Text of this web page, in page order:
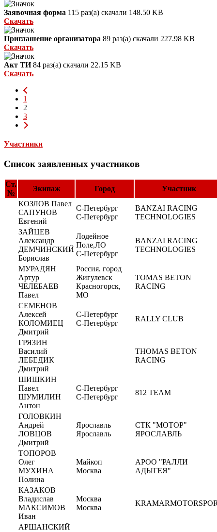
Заявочная форма 115 раз(а) скачали 148.50 KB
Скачать
Приглашение организатора 89 раз(а) скачали 227.98 KB
Скачать
Акт ТИ84 раз(а) скачали 22.15 KB
Скачать
1
2
3
Участники
Список заявленных участников
Ст.
№
Экипаж Город
Участник
КОЗЛОВ Павел
САПУНОВ
Евгений
С-Петербург
C-Петербург
BANZAI RACING
TECHNOLOGIES
ЗАЙЦЕВ
Александр
ДЕМЧИНСКИЙ
Борислав
Лодейное
Поле,ЛО
С-Петербург
BANZAI RACING
TECHNOLOGIES
МУРАДЯН
Артур
ЧЕЛЕБАЕВ
Павел
Россия, город
Жигулевск
Красногорск,
МО
TOMAS BETON
RACING
СЕМЕНОВ
Алексей
КОЛОМИЕЦ
Дмитрий
С-Петербург
С-Петербург
RALLY CLUB
ГРЯЗИН
Василий
ЛЕБЕДИК
Дмитрий
THOMAS BETON
RACING
ШИШКИН
Павел
ШУМИЛИН
Антон
С-Петербург
С-Петербург
812 TEAM
ГОЛОВКИН
Андрей
ЛОВЦОВ
Дмитрий
Ярославль
Ярославль
СТК "МОТОР"
ЯРОСЛАВЛЬ
ТОПОРОВ
Олег
МУХИНА
Полина
Майкоп
Москва
АРОО "РАЛЛИ
АДЫГЕЯ"
КАЗАКОВ
Владислав
МАКСИМОВ
Иван
Москва
Москва
АРШАНСКИЙ